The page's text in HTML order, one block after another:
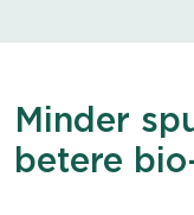
Minder
betere